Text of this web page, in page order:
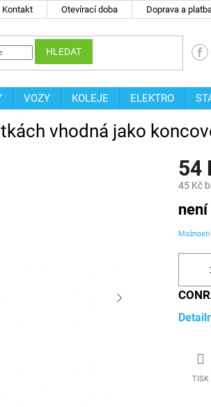
Kontakt Otevírací doba Doprava a
HLEDAT
VOZY KOLEJE ELEKTRO
vhodná jako
54
45 Kč
cena:
TISK